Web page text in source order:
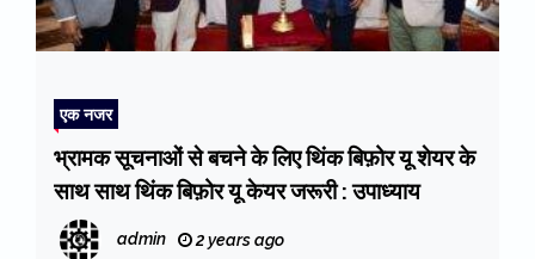
एक नजर
भ्रामक सूचनाओं से बचने के लिए थिंक बिफ़ोर यू शेयर के
साथ साथ थिंक बिफ़ोर यू केयर जरूरी : उपाध्याय
admin 2 years ago